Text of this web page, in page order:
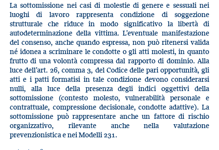
La sottomissione nei casi di molestie di genere e sessuali nei
luoghi di lavoro rappresenta condizione di soggezione
strutturale che riduce in modo significativo la libertà di
autodeterminazione della vittima. L’eventuale manifestazione
del consenso, anche quando espressa, non può ritenersi valida
né idonea a scriminare le condotte o gli atti molesti, in quanto
frutto di una volontà compressa dal rapporto di dominio. Alla
luce dell’art. 26, comma 3, del Codice delle pari opportunità, gli
atti e i patti formatisi in tale condizione devono considerarsi
nulli, alla luce della presenza degli indici oggettivi della
sottomissione (contesto molesto, vulnerabilità personale e
contrattuale, compressione decisionale, condotte adattive). La
sottomissione può rappresentare anche un fattore di rischio
organizzativo, rilevante anche nella valutazione
prevenzionistica e nei Modelli 231.